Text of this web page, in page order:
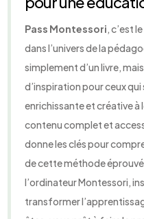
Pass Montessori, c’est
dans l’univers de la
simplement d’un livre,
d’inspiration pour ceux
enrichissante et créative à
contenu complet et
donne les clés pour
de cette méthode
l’ordinateur Montessori,
transformer